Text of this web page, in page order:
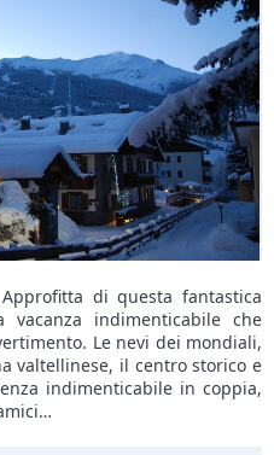
di questa fantastica
indimenticabile che
Le nevi dei mondiali,
valtellinese, il centro storico e
indimenticabile in coppia,